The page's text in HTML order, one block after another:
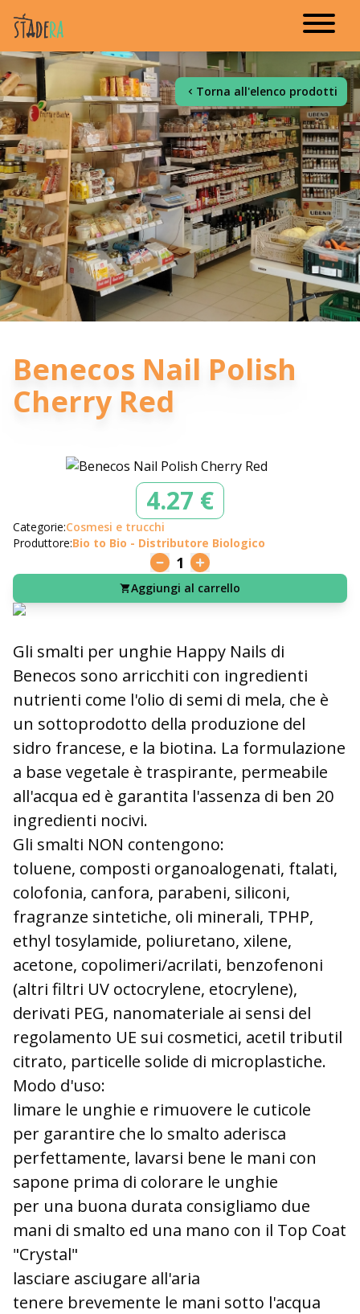
Torna all'elenco prodotti
Benecos Nail Polish
Cherry Red
4.27 €
Categorie:Cosmesi e trucchi
Produttore:Bio to Bio - Distributore Biologico
1
Aggiungi al carrello
Gli smalti per unghie Happy Nails di
Benecos sono arricchiti con ingredienti
nutrienti come l'olio di semi di mela, che è
un sottoprodotto della produzione del
sidro francese, e la biotina. La formulazione
a base vegetale è traspirante, permeabile
all'acqua ed è garantita l'assenza di ben 20
ingredienti nocivi.
Gli smalti NON contengono:
toluene, composti organoalogenati, ftalati,
colofonia, canfora, parabeni, siliconi,
fragranze sintetiche, oli minerali, TPHP,
ethyl tosylamide, poliuretano, xilene,
acetone, copolimeri/acrilati, benzofenoni
(altri filtri UV octocrylene, etocrylene),
derivati PEG, nanomateriale ai sensi del
regolamento UE sui cosmetici, acetil tributil
citrato, particelle solide di microplastiche.
Modo d'uso:
limare le unghie e rimuovere le cuticole
per garantire che lo smalto aderisca
perfettamente, lavarsi bene le mani con
sapone prima di colorare le unghie
per una buona durata consigliamo due
mani di smalto ed una mano con il Top Coat
"Crystal"
lasciare asciugare all'aria
tenere brevemente le mani sotto l'acqua